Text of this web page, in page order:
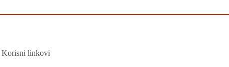
Korisni linkovi